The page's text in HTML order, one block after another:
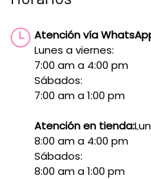
Atención vía
Lunes a viernes:
7:00 am a 4:00 pm
Sábados:
7:00 am a 1:00 pm
Atención en tienda:
8:00 am a 4:00 pm
Sábados:
8:00 am a 1:00 pm